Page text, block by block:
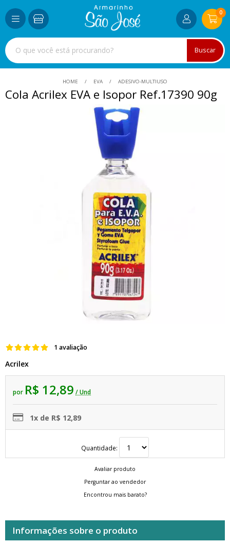
Buscar
0
HOME EVA ADESIVO-MULTIUSO
Cola Acrilex EVA e Isopor Ref.17390 90g
1 avaliação
Acrilex
por R$ 12,89 / Und
1x de R$ 12,89
Quantidade:
Avaliar produto
Perguntar ao vendedor
Encontrou mais barato?
Informações sobre o produto